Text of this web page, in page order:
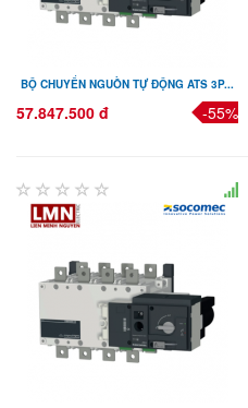
BỘ CHUYỂN NGUỒN TỰ ĐỘNG ATS 3P...
57.847.500 đ -55%